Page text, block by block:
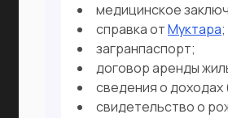
медицинское
справка отМуктара;
загранпаспорт;
договор аренды
сведения о доходах
свидетельство о